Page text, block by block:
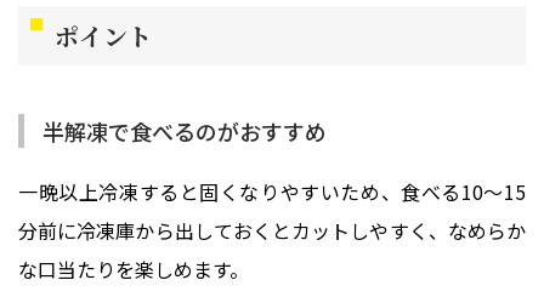
ポイント
半解凍で食べるのがおすすめ
一晩以上冷凍すると固くなりやすいため、食べる10〜15
分前に冷凍庫から出しておくとカットしやすく、なめらか
な口当たりを楽しめます。